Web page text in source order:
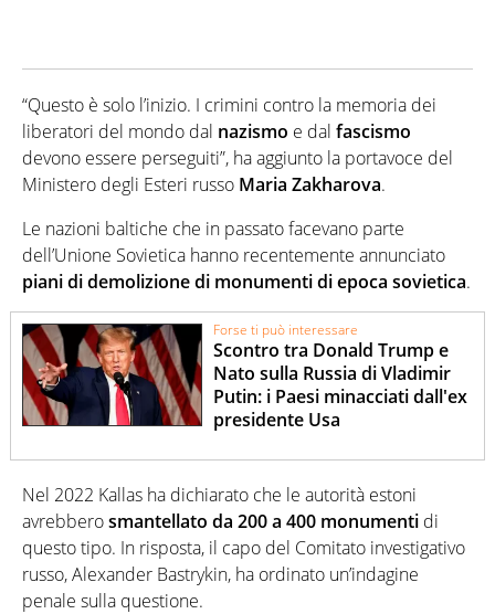
“Questo è solo l’inizio. I crimini contro la memoria dei
liberatori del mondo dal nazismo e dal fascismo
devono essere perseguiti”, ha aggiunto la portavoce del
Ministero degli Esteri russo Maria Zakharova.
Le nazioni baltiche che in passato facevano parte
dell’Unione Sovietica hanno recentemente annunciato
piani di demolizione di monumenti di epoca sovietica.
Forse ti può interessare
Scontro tra Donald Trump e
Nato sulla Russia di Vladimir
Putin: i Paesi minacciati dall'ex
presidente Usa
Nel 2022 Kallas ha dichiarato che le autorità estoni
avrebberosmantellato da 200 a 400 monumenti di
questo tipo. In risposta, il capo del Comitato investigativo
russo, Alexander Bastrykin, ha ordinato un’indagine
penale sulla questione.